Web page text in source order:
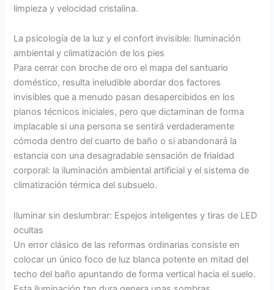
limpieza y velocidad cristalina.
La psicología de la luz y el confort invisible: Iluminación
ambiental y climatización de los pies
Para cerrar con broche de oro el mapa del santuario
doméstico, resulta ineludible abordar dos factores
invisibles que a menudo pasan desapercibidos en los
planos técnicos iniciales, pero que dictaminan de forma
implacable si una persona se sentirá verdaderamente
cómoda dentro del cuarto de baño o si abandonará la
estancia con una desagradable sensación de frialdad
corporal: la iluminación ambiental artificial y el sistema de
climatización térmica del subsuelo.
Iluminar sin deslumbrar: Espejos inteligentes y tiras de LED
ocultas
Un error clásico de las reformas ordinarias consiste en
colocar un único foco de luz blanca potente en mitad del
techo del baño apuntando de forma vertical hacia el suelo.